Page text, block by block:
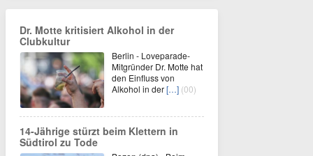
Dr. Motte kritisiert Alkohol in der
Clubkultur
Berlin - Loveparade-
Mitgründer Dr. Motte hat
den Einfluss von
Alkohol in der[…] (00)
14-Jährige stürzt beim Klettern in
Südtirol zu Tode